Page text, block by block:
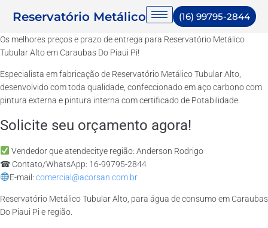
Reservatório Metálico (16) 99795-2844
Os melhores preços e prazo de entrega para Reservatório Metálico
Tubular Alto em Caraubas Do Piaui Pi!
Especialista em fabricação de Reservatório Metálico Tubular Alto,
desenvolvido com toda qualidade, confeccionado em aço carbono com
pintura externa e pintura interna com certificado de Potabilidade.
Solicite seu orçamento agora!
Vendedor que atendecitye região: Anderson Rodrigo
☎ Contato/WhatsApp: 16-99795-2844
E-mail: comercial@acorsan.com.br
Reservatório Metálico Tubular Alto, para água de consumo em Caraubas
Do Piaui Pi e região.